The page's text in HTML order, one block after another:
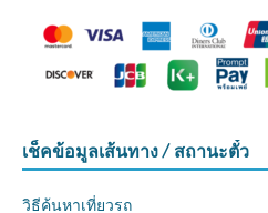
เช็คข้อมูลเส้นทาง / สถานะตั๋ว
วิธีค้นหาเที่ยวรถ